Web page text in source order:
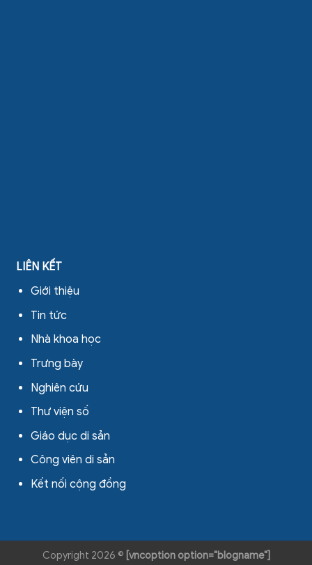
LIÊN KẾT
Giới thiệu
Tin tức
Nhà khoa học
Trưng bày
Nghiên cứu
Thư viện số
Giáo dục di sản
Công viên di sản
Kết nối cộng đồng
Copyright 2026 © [vncoption option="blogname"]